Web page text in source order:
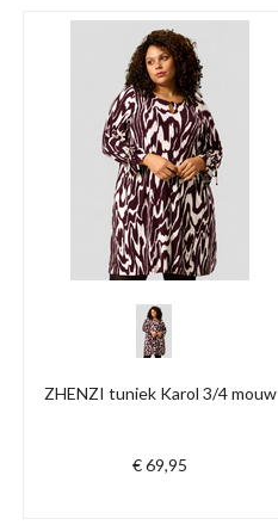
ZHENZI tuniek Karol 3/4 mouw
€ 69,95